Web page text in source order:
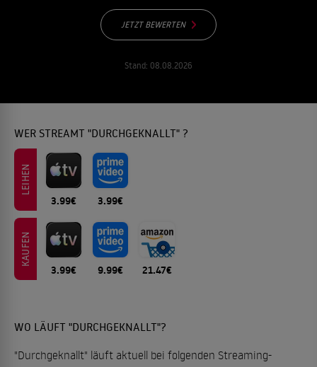
JETZT BEWERTEN
Stand: 08.08.2026
WER STREAMT "DURCHGEKNALLT" ?
LEIHEN
3.99€ 3.99€
KAUFEN
3.99€ 9.99€ 21.47€
WO LÄUFT "DURCHGEKNALLT"?
"Durchgeknallt" läuft aktuell bei folgenden Streaming-